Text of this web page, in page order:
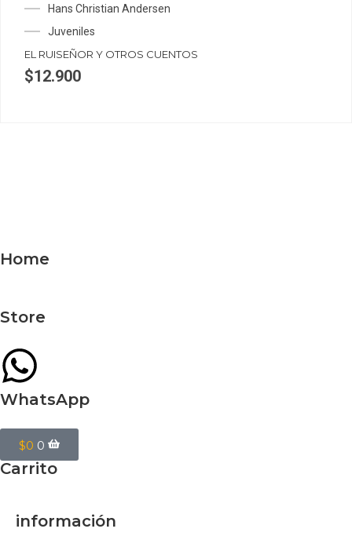
Hans Christian Andersen
Juveniles
EL RUISEÑOR Y OTROS CUENTOS
$12.900
Home
Store
WhatsApp
$0 0
Carrito
información